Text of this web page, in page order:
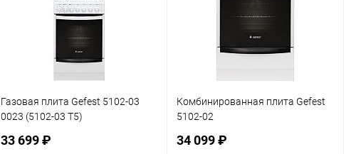
В избранное
Газовая плита Gefest 5102-03
0023 (5102-03 Т5)
33 699 ₽
Комбинированная плита Gefest
5102-02
34 099 ₽